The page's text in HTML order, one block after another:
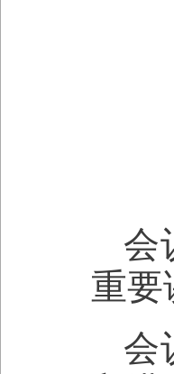
会
重要
会